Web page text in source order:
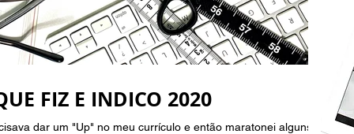
FIZ E INDICO 2020
dar um "Up" no meu currículo e então maratonei alguns